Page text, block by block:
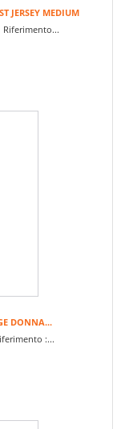
JERSEY MEDIUM
DONNA...
:...